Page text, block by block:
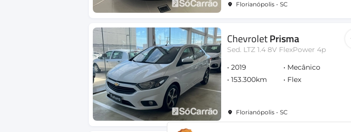
Florianópolis - SC
ChevroletPrisma
Sed. LTZ 1.4 8V FlexPower 4p
2019
Mecânico
153.300km
Flex
Florianópolis - SC